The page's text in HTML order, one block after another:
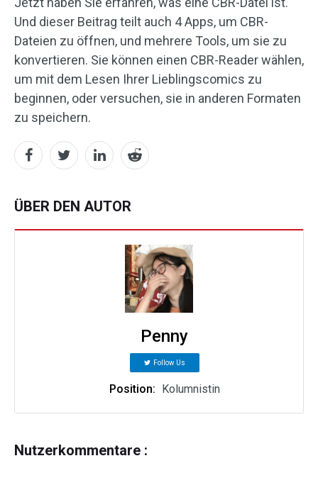
Und dieser Beitrag teilt auch 4 Apps, um CBR-
Dateien zu öffnen, und mehrere Tools, um sie zu
konvertieren. Sie können einen CBR-Reader wählen,
um mit dem Lesen Ihrer Lieblingscomics zu
beginnen, oder versuchen, sie in anderen Formaten
zu speichern.
ÜBER DEN AUTOR
Penny
Follow Us
Position: Kolumnistin
Nutzerkommentare :